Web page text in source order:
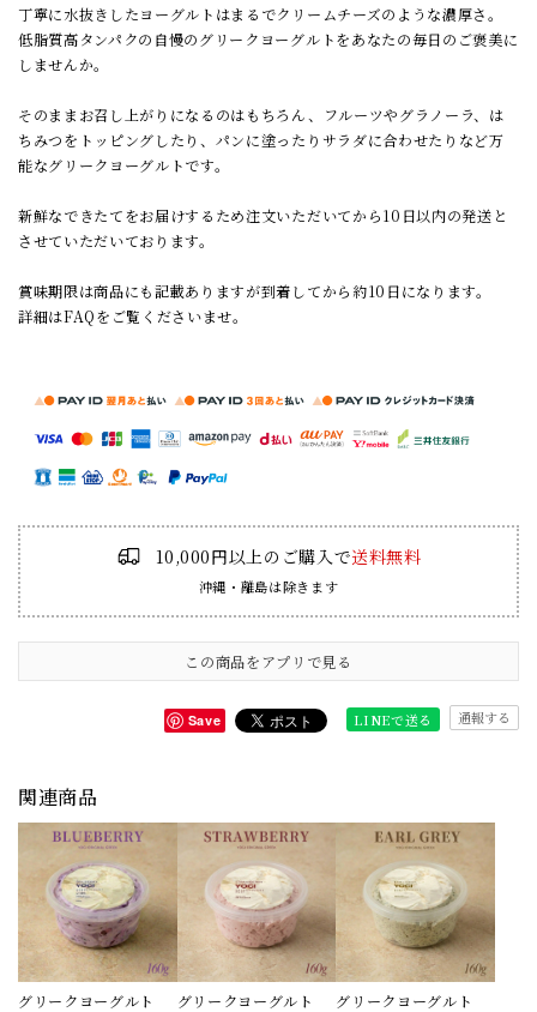
丁寧に水抜きしたヨーグルトはまるでクリームチーズのような濃厚さ。
低脂質高タンパクの自慢のグリークヨーグルトをあなたの毎日のご褒美に
しませんか。
そのままお召し上がりになるのはもちろん、フルーツやグラノーラ、は
ちみつをトッピングしたり、パンに塗ったりサラダに合わせたりなど万
能なグリークヨーグルトです。
新鮮なできたてをお届けするため注文いただいてから10日以内の発送と
させていただいております。
賞味期限は商品にも記載ありますが到着してから約10日になります。
詳細はFAQをご覧くださいませ。
10,000円以上のご購入で送料無料
沖縄・離島は除きます
この商品をアプリで見る
Save LINEで送る 通報する
関連商品
グリークヨーグルト
グリークヨーグルト
グリークヨーグルト